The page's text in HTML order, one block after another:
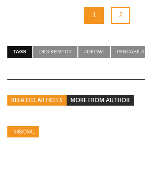
1 2
TAGS DIDI KEMPOT JOKOWI PANCASILA
RELATED ARTICLES MORE FROM AUTHOR
NASIONAL